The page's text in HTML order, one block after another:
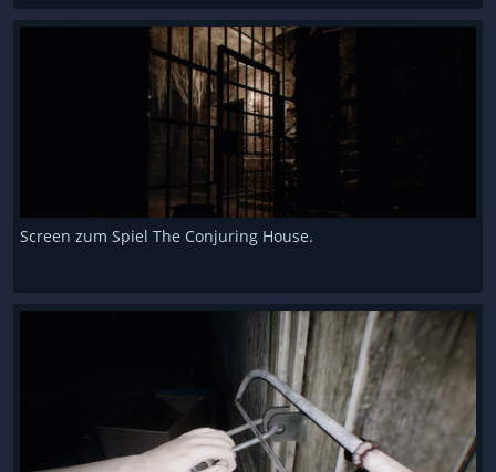
Screen zum Spiel The Conjuring House.